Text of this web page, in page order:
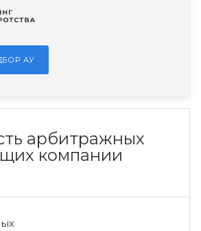
АУ
арбитражных
компании